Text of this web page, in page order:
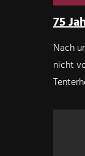
75
Nach
nicht